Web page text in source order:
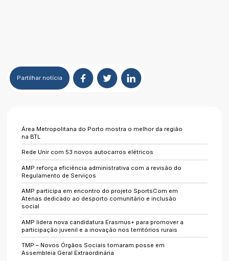
Partilhar notícia
Área Metropolitana do Porto mostra o melhor da região
na BTL
Rede Unir com 53 novos autocarros elétricos
AMP reforça eficiência administrativa com a revisão do
Regulamento de Serviços
AMP participa em encontro do projeto SportsCom em
Atenas dedicado ao desporto comunitário e inclusão
social
AMP lidera nova candidatura Erasmus+ para promover a
participação juvenil e a inovação nos territórios rurais
TMP – Novos Órgãos Sociais tomaram posse em
Assembleia Geral Extraordinária